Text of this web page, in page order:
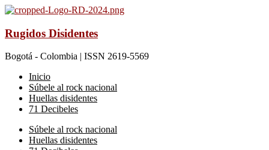
Rugidos Disidentes
Bogotá - Colombia | ISSN 2619-5569
Inicio
Súbele al rock nacional
Huellas disidentes
71 Decibeles
Súbele al rock nacional
Huellas disidentes